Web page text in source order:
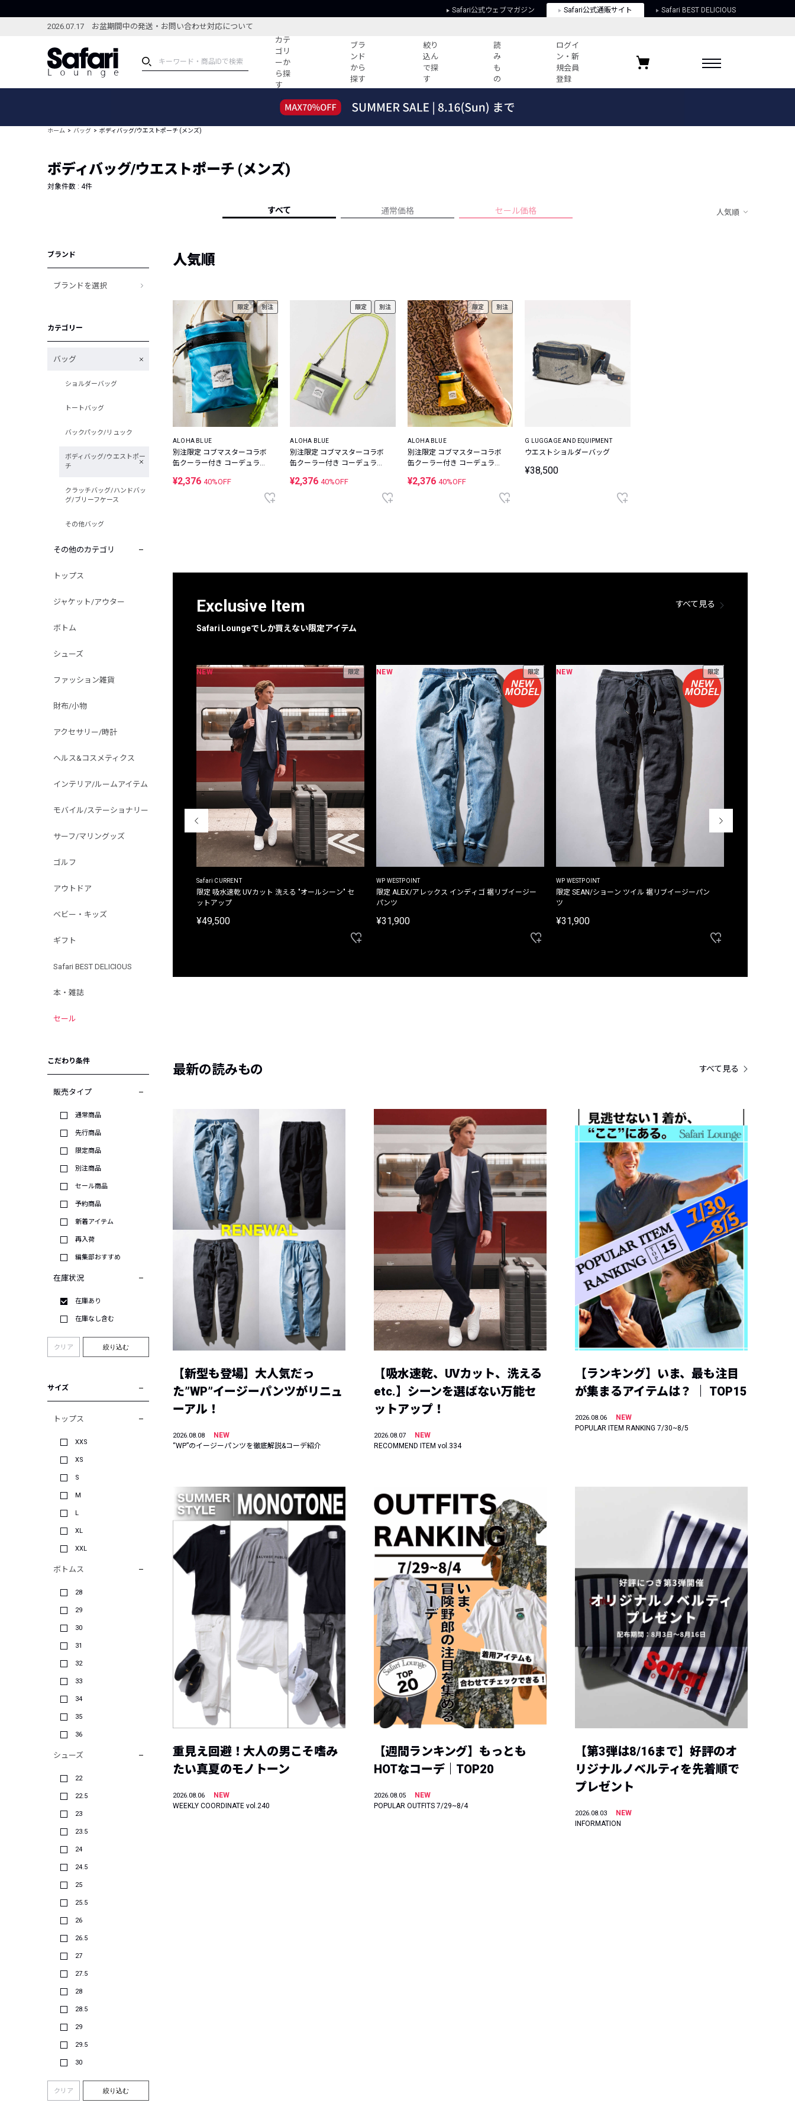
Safari公式ウェブマガジン Safari公式通販サイト Safari BEST DELICIOUS
2026.07.17 お盆期間中の発送・お問い合わせ対応について
カテ
ゴリ
ーか
ら探
す
ブラ
ンド
から
探す
絞り
込ん
で探
す
読
み
も
の
ログイ
ン・新
規会員
登録
ブランドから探す
新着アイテム
編集部のおすすめアイテム
特集記事
コーディネート
すべての記事
人気記事ランキング
フォーカスブランド
セールおすすめアイテム
人気アイテム TOP 15
プライバシーポリシー
お気に入りブランド
ホーム バッグ ボディバッグ/ウエストポーチ (メンズ)
ボディバッグ/ウエストポーチ (メンズ)
対象件数 : 4件
すべて 通常価格 セール価格 人気順
ブランド
ブランドを選択
カテゴリー
バッグ
ショルダーバッグ
トートバッグ
バックパック/リュック
ボディバッグ/ウエストポー
チ
クラッチバッグ/ハンドバッ
グ/ブリーフケース
その他バッグ
その他のカテゴリ
トップス
ジャケット/アウター
ボトム
シューズ
ファッション雑貨
財布/小物
アクセサリー/時計
ヘルス&コスメティクス
インテリア/ルームアイテム
モバイル/ステーショナリー
サーフ/マリングッズ
ゴルフ
アウトドア
ベビー・キッズ
ギフト
Safari BEST DELICIOUS
本・雑誌
セール
こだわり条件
販売タイプ
通常商品
先行商品
限定商品
別注商品
セール商品
予約商品
新着アイテム
再入荷
編集部おすすめ
在庫状況
在庫あり
在庫なし含む
クリア 絞り込む
サイズ
トップス
XXS
XS
S
M
L
XL
XXL
ボトムス
28
29
30
31
32
33
34
35
36
シューズ
22
22.5
23
23.5
24
24.5
25
25.5
26
26.5
27
27.5
28
28.5
29
29.5
30
クリア 絞り込む
人気順
限定 別注
ALOHA BLUE
別注限定 コブマスターコラボ
缶クーラー付き コーデュラナ
¥2,376 40%OFF
限定 別注
ALOHA BLUE
別注限定 コブマスターコラボ
缶クーラー付き コーデュラナ
¥2,37640%OFF
限定 別注
ALOHA BLUE
別注限定 コブマスターコラボ
缶クーラー付き コーデュラナ
¥2,376 40%OFF
G LUGGAGE AND EQUIPMENT
ウエストショルダーバッグ
¥38,500
Exclusive Item
Safari Loungeでしか買えない限定アイテム
すべて見る
別注限定 フード付き チェックシャツジャケット
NEW 限定
Safari CURRENT
限定 吸水速乾 UVカット 洗える "オールシーン" セ
ットアップ
¥49,500
NEW 限定
WP WESTPOINT
限定 ALEX/アレックス インディゴ 裾リブイージー
パンツ
¥31,900
NEW 限定
WP WESTPOINT
限定 SEAN/ショーン ツイル 裾リブイージーパン
ツ
¥31,900
最新の読みもの すべて見る
【新型も登場】大人気だっ
た”WP”イージーパンツがリニュ
ーアル！
2026.08.08
NEW
“WP”のイージーパンツを徹底解説&コーデ紹介
【吸水速乾、UVカット、洗える
etc.】シーンを選ばない万能セ
ットアップ！
2026.08.07
NEW
RECOMMEND ITEM vol.334
【ランキング】いま、最も注目
が集まるアイテムは？ ｜ TOP15
2026.08.06
NEW
POPULAR ITEM RANKING 7/30~8/5
重見え回避！大人の男こそ嗜み
たい真夏のモノトーン
2026.08.06
NEW
WEEKLY COORDINATE vol.240
【週間ランキング】もっとも
HOTなコーデ｜TOP20
2026.08.05
NEW
POPULAR OUTFITS 7/29~8/4
【第3弾は8/16まで】好評のオ
リジナルノベルティを先着順で
プレゼント
2026.08.03
NEW
INFORMATION